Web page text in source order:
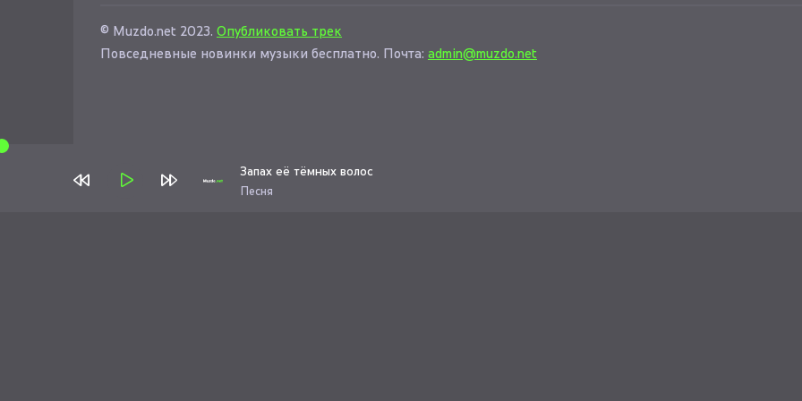
© Muzdo.net 2023. Опубликовать трек
Повседневные новинки музыки бесплатно. Почта: admin@muzdo.net
Запах её тёмных волос
Песня